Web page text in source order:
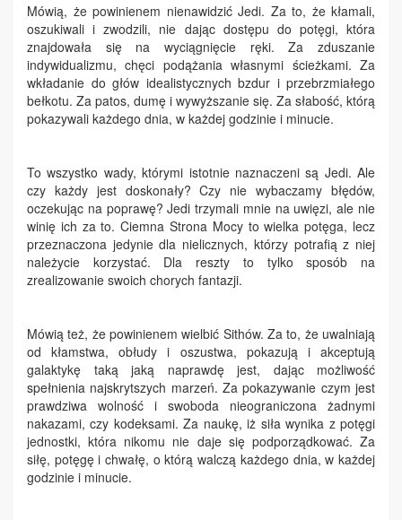
Mówią, że powinienem nienawidzić Jedi. Za to, że kłamali,
oszukiwali i zwodzili, nie dając dostępu do potęgi, która
znajdowała się na wyciągnięcie ręki. Za zduszanie
indywidualizmu, chęci podążania własnymi ścieżkami. Za
wkładanie do głów idealistycznych bzdur i przebrzmiałego
bełkotu. Za patos, dumę i wywyższanie się. Za słabość, którą
pokazywali każdego dnia, w każdej godzinie i minucie.
To wszystko wady, którymi istotnie naznaczeni są Jedi. Ale
czy każdy jest doskonały? Czy nie wybaczamy błędów,
oczekując na poprawę? Jedi trzymali mnie na uwięzi, ale nie
winię ich za to. Ciemna Strona Mocy to wielka potęga, lecz
przeznaczona jedynie dla nielicznych, którzy potrafią z niej
należycie korzystać. Dla reszty to tylko sposób na
zrealizowanie swoich chorych fantazji.
Mówią też, że powinienem wielbić Sithów. Za to, że uwalniają
od kłamstwa, obłudy i oszustwa, pokazują i akceptują
galaktykę taką jaką naprawdę jest, dając możliwość
spełnienia najskrytszych marzeń. Za pokazywanie czym jest
prawdziwa wolność i swoboda nieograniczona żadnymi
nakazami, czy kodeksami. Za naukę, iż siła wynika z potęgi
jednostki, która nikomu nie daje się podporządkować. Za
siłę, potęgę i chwałę, o którą walczą każdego dnia, w każdej
godzinie i minucie.